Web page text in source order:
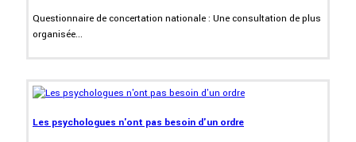
Questionnaire de concertation nationale : Une consultation de plus
organisée...
Les psychologues n'ont pas besoin d'un ordre